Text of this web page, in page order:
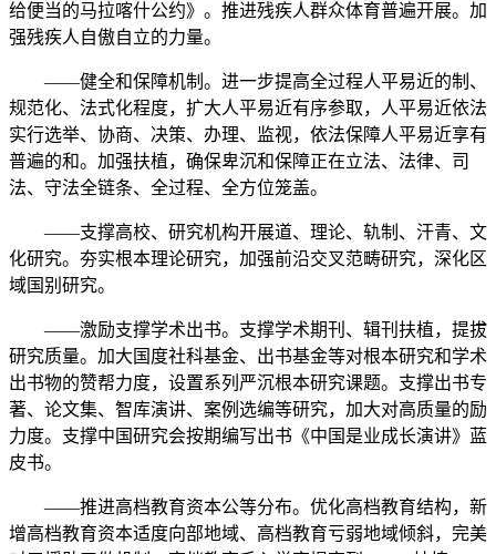
给便当的马拉喀什公约》。推进残疾人群众体育普遍开展。加
强残疾人自傲自立的力量。
——健全和保障机制。进一步提高全过程人平易近的制、
规范化、法式化程度，扩大人平易近有序参取，人平易近依法
实行选举、协商、决策、办理、监视，依法保障人平易近享有
普遍的和。加强扶植，确保卑沉和保障正在立法、法律、司
法、守法全链条、全过程、全方位笼盖。
——支撑高校、研究机构开展道、理论、轨制、汗青、文
化研究。夯实根本理论研究，加强前沿交叉范畴研究，深化区
域国别研究。
——激励支撑学术出书。支撑学术期刊、辑刊扶植，提拔
研究质量。加大国度社科基金、出书基金等对根本研究和学术
出书物的赞帮力度，设置系列严沉根本研究课题。支撑出书专
著、论文集、智库演讲、案例选编等研究，加大对高质量的励
力度。支撑中国研究会按期编写出书《中国是业成长演讲》蓝
皮书。
——推进高档教育资本公等分布。优化高档教育结构，新
增高档教育资本适度向部地域、高档教育亏弱地域倾斜，完美